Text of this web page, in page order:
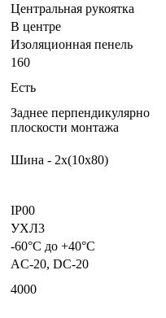
Центральная рукоятка
В центре
Изоляционная пенель
160
Есть
Заднее перпендикулярно
плоскости монтажа
Шина - 2х(10х80)
IP00
УХЛ3
-60°С до +40°С
AC-20, DC-20
4000